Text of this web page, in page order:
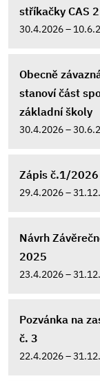
stříkačky CAS
30.4.2026 –
Obecně
stanoví část
základní školy
30.4.2026 –
Zápis č.1/2026
29.4.2026 –
Návrh
2025
23.4.2026 –
Pozvánka na
č. 3
22.4.2026 –